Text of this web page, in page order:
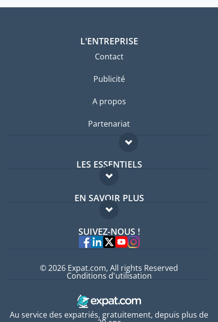
L'ENTREPRISE
Contact
Publicité
A propos
Partenariat
LES ESSENTIELS
Forum expatriés
Guides pays
EN SAVOIR PLUS
FAQ
Experts
SUIVEZ-NOUS !
Au service des expatriés, gratuitement, depuis plus de
© 2026 Expat.com, All rights Reserved
Conditions d'utilisation